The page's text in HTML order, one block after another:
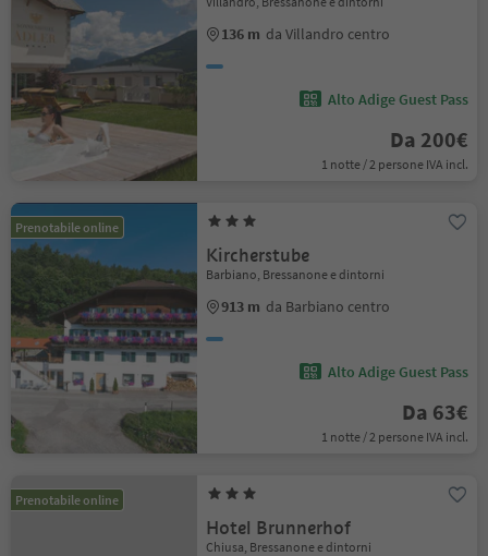
136 m da Villandro centro
Alto Adige Guest Pass
Da 200€
1 notte / 2 persone IVA incl.
Prenotabile online
Kircherstube
Barbiano, Bressanone e dintorni
913 m da Barbiano centro
Alto Adige Guest Pass
Da 63€
1 notte / 2 persone IVA incl.
Prenotabile online
Hotel Brunnerhof
Chiusa, Bressanone e dintorni